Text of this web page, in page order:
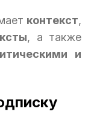
контекст,
, а также
и